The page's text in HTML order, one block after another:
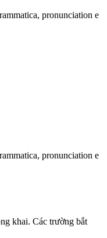
pronunciation e
pronunciation e
khai. Các trường bắt